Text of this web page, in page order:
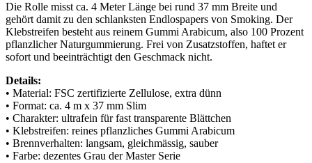
Die Rolle misst ca. 4 Meter Länge bei rund 37 mm Breite und
gehört damit zu den schlanksten Endlospapers von Smoking. Der
Klebstreifen besteht aus reinem Gummi Arabicum, also 100 Prozent
pflanzlicher Naturgummierung. Frei von Zusatzstoffen, haftet er
sofort und beeinträchtigt den Geschmack nicht.
Details:
• Material: FSC zertifizierte Zellulose, extra dünn
• Format: ca. 4 m x 37 mm Slim
• Charakter: ultrafein für fast transparente Blättchen
• Klebstreifen: reines pflanzliches Gummi Arabicum
• Brennverhalten: langsam, gleichmässig, sauber
• Farbe: dezentes Grau der Master Serie